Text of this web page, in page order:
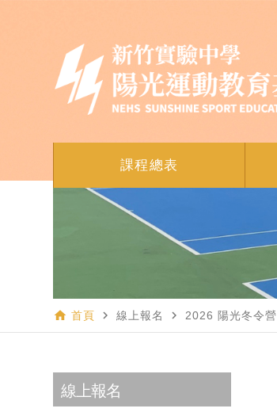
課程總表
home 首頁 navigate_next 線上報名 navigate_next 2026 陽光冬令營
線上報名